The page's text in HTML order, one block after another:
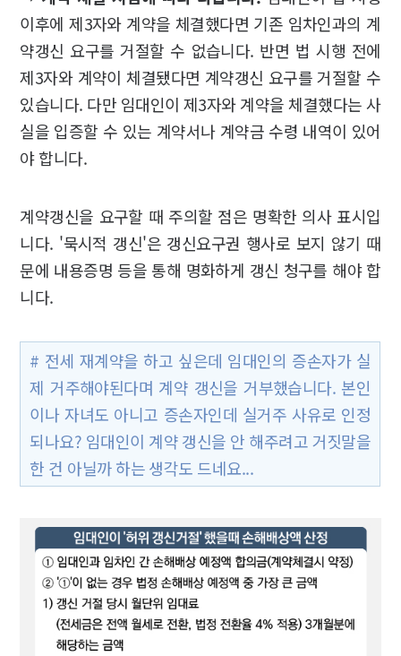
이후에 제3자와 계약을 체결했다면 기존 임차인과의 계
약갱신 요구를 거절할 수 없습니다. 반면 법 시행 전에
제3자와 계약이 체결됐다면 계약갱신 요구를 거절할 수
있습니다. 다만 임대인이 제3자와 계약을 체결했다는 사
실을 입증할 수 있는 계약서나 계약금 수령 내역이 있어
야 합니다.
계약갱신을 요구할 때 주의할 점은 명확한 의사 표시입
니다. '묵시적 갱신'은 갱신요구권 행사로 보지 않기 때
문에 내용증명 등을 통해 명화하게 갱신 청구를 해야 합
니다.
# 전세 재계약을 하고 싶은데 임대인의 증손자가 실
제 거주해야된다며 계약 갱신을 거부했습니다. 본인
이나 자녀도 아니고 증손자인데 실거주 사유로 인정
되나요? 임대인이 계약 갱신을 안 해주려고 거짓말을
한 건 아닐까 하는 생각도 드네요...